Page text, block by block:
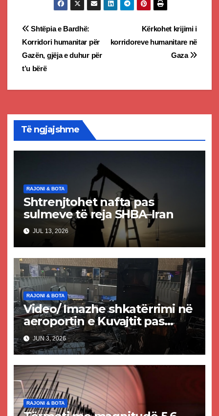
Post
navigation
Kërkohet krijimi i
korridoreve humanitare në
Gaza
Shtëpia e Bardhë:
Korridori humanitar për
Gazën, gjëja e duhur për
t’u bërë
Të ngjajshme
RAJONI & BOTA
Shtrenjtohet nafta pas
sulmeve të reja SHBA–Iran
JUL 13, 2026
RAJONI & BOTA
Video/ Imazhe shkatërrimi në
aeroportin e Kuvajtit pas
sulmit iranian, një i vdekur
dhe shumë të plagosur
JUN 3, 2026
RAJONI & BOTA